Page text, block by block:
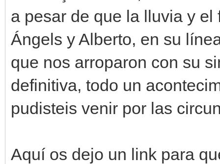
a pesar de que la lluvia y
Ángels y Alberto, en su
que nos arroparon con su
definitiva, todo un
pudisteis venir por las
Aquí os dejo un link para